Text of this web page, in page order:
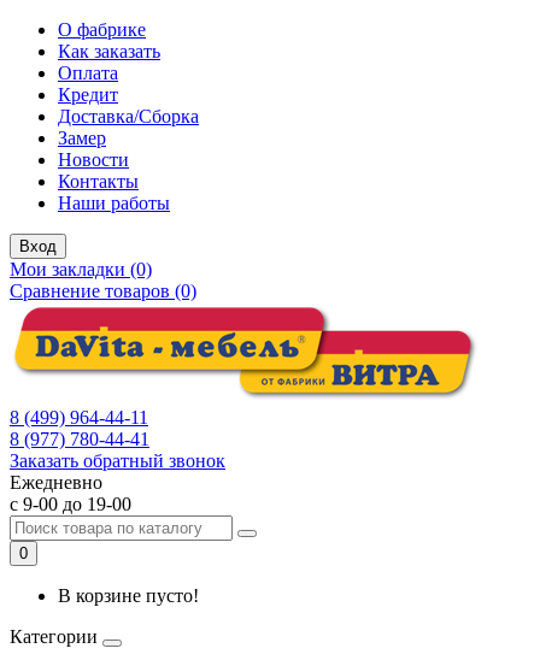
О фабрике
Как заказать
Оплата
Кредит
Доставка/Сборка
Замер
Новости
Контакты
Наши работы
Вход
Мои закладки (0)
Сравнение товаров (0)
8 (499) 964-44-11
8 (977) 780-44-41
Заказать обратный звонок
Ежедневно
с 9-00 до 19-00
0
В корзине пусто!
Категории